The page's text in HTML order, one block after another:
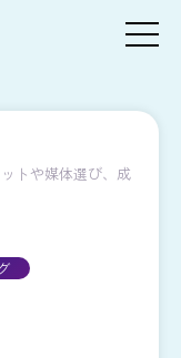
トや媒体選び、成